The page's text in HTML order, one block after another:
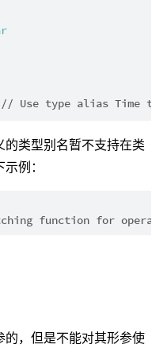
// Use type alias Time to
类型别名暂不支持在类
例：
function for
，但是不能对其形参使